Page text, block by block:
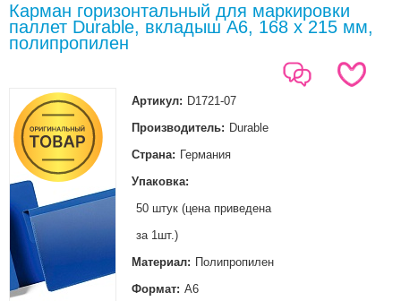
Карман горизонтальный для маркировки
паллет Durable, вкладыш A6, 168 x 215 мм,
полипропилен
Артикул: D1721-07
Производитель: Durable
Страна: Германия
Упаковка:
50 штук (цена приведена
за 1шт.)
Материал: Полипропилен
Формат: А6